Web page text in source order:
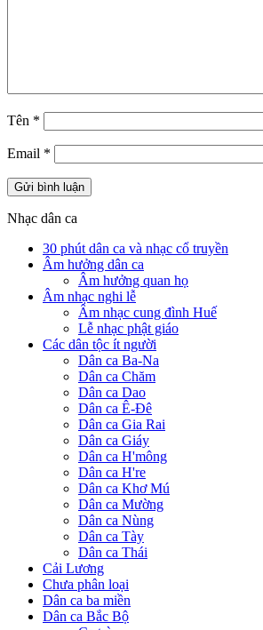
Tên *
Email *
Nhạc dân ca
30 phút dân ca và nhạc cổ truyền
Âm hưởng dân ca
Âm hưởng quan họ
Âm nhạc nghi lễ
Âm nhạc cung đình Huế
Lễ nhạc phật giáo
Các dân tộc ít người
Dân ca Ba-Na
Dân ca Chăm
Dân ca Dao
Dân ca Ê-Đê
Dân ca Gia Rai
Dân ca Giáy
Dân ca H'mông
Dân ca H're
Dân ca Khơ Mú
Dân ca Mường
Dân ca Nùng
Dân ca Tày
Dân ca Thái
Cải Lương
Chưa phân loại
Dân ca ba miền
Dân ca Bắc Bộ